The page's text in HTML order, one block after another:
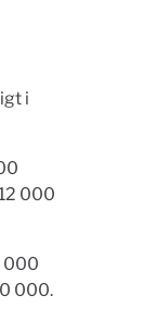
i
000
000
000.